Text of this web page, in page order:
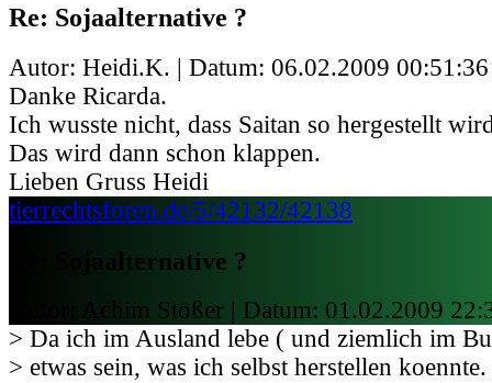
Re: Sojaalternative ?
Autor: Heidi.K. | Datum: 06.02.2009 00:51:36
Danke Ricarda.
Ich wusste nicht, dass Saitan so hergestellt
Das wird dann schon klappen.
Lieben Gruss Heidi
tierrechtsforen.de/5/42132/42138
Re: Sojaalternative ?
Autor: Achim Stößer | Datum: 01.02.2009
> Da ich im Ausland lebe ( und ziemlich im
> etwas sein, was ich selbst herstellen